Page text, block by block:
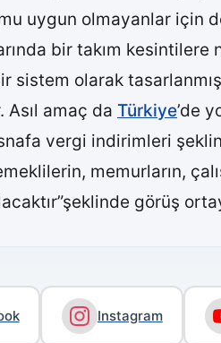
uygun olmayanlar için
bir takım
olarak
amaç da Türkiye’de
vergi indirimleri
memurların,
görüş
Instagram